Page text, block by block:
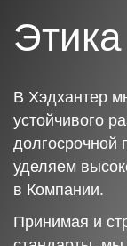
В Хэдхантер
устойчивого
долгосрочной
уделяем
в Компании.
Принимая и